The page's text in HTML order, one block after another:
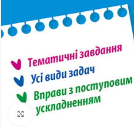
Клацніть, щоб збільшити